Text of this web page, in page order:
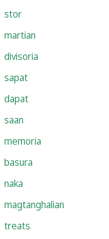
stor
martian
divisoria
sapat
dapat
saan
memoria
basura
naka
magtanghalian
treats